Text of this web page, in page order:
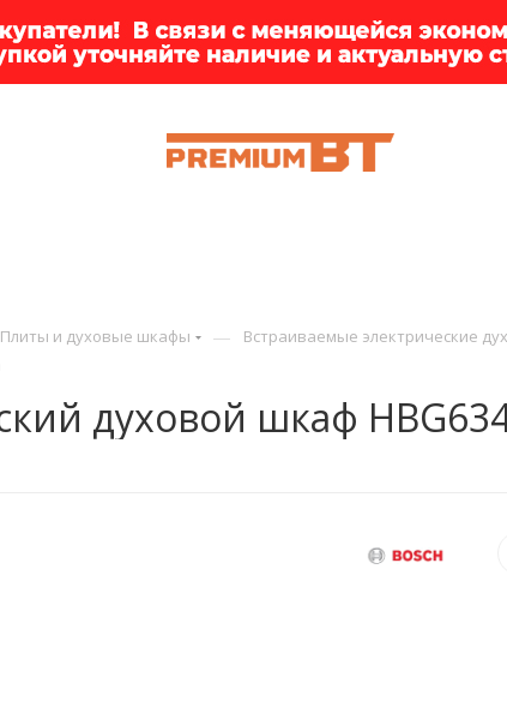
Плиты и духовые шкафы — Встраиваемые электрические
духовой шкаф